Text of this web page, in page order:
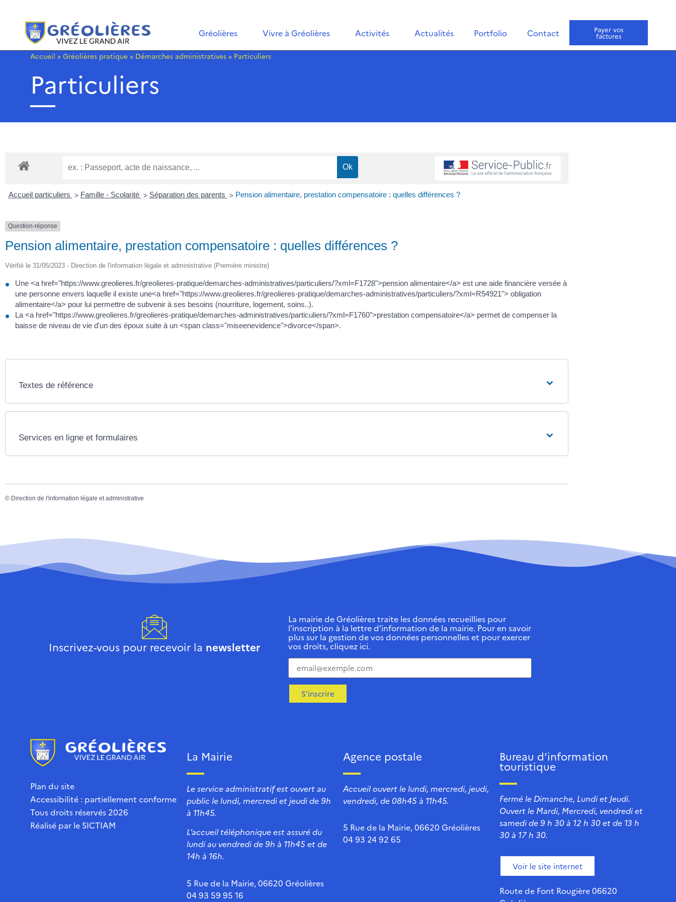
Gréolières Vivre à Gréolières Activités Actualités Portfolio Contact Payer vos
factures
Accueil » Gréolières pratique » Démarches administratives » Particuliers
Particuliers
Accueil particuliers > Famille - Scolarité > Séparation des parents > Pension alimentaire, prestation compensatoire : quelles différences ?
Question-réponse
Pension alimentaire, prestation compensatoire : quelles différences ?
Vérifié le 31/05/2023 - Direction de l'information légale et administrative (Première ministre)
Une <a href="https://www.greolieres.fr/greolieres-pratique/demarches-administratives/particuliers/?xml=F1728">pension alimentaire</a> est une aide financière versée à
une personne envers laquelle il existe une<a href="https://www.greolieres.fr/greolieres-pratique/demarches-administratives/particuliers/?xml=R54921"> obligation
alimentaire</a> pour lui permettre de subvenir à ses besoins (nourriture, logement, soins..).
La <a href="https://www.greolieres.fr/greolieres-pratique/demarches-administratives/particuliers/?xml=F1760">prestation compensatoire</a> permet de compenser la
baisse de niveau de vie d'un des époux suite à un <span class="miseenevidence">divorce</span>.
Textes de référence
Services en ligne et formulaires
© Direction de l'information légale et administrative
Inscrivez-vous pour recevoir la newsletter
La mairie de Gréolières traite les données recueillies pour
l’inscription à la lettre d’information de la mairie. Pour en savoir
plus sur la gestion de vos données personnelles et pour exercer
vos droits, cliquez ici.
S'inscrire
Plan du site
Accessibilité : partiellement conforme
Tous droits réservés 2026
Réalisé par le SICTIAM
La Mairie
Le service administratif est ouvert au
public le lundi, mercredi et jeudi de 9h
à 11h45.
L’accueil téléphonique est assuré du
lundi au vendredi de 9h à 11h45 et de
14h à 16h.
5 Rue de la Mairie, 06620 Gréolières
04 93 59 95 16
Agence postale
Accueil ouvert le lundi, mercredi, jeudi,
vendredi, de 08h45 à 11h45.
5 Rue de la Mairie, 06620 Gréolières
04 93 24 92 65
Bureau d’information
touristique
Fermé le Dimanche, Lundi et Jeudi.
Ouvert le Mardi, Mercredi, vendredi et
samedi de 9 h 30 à 12 h 30 et de 13 h
30 à 17 h 30.
Voir le site internet
Route de Font Rougière 06620